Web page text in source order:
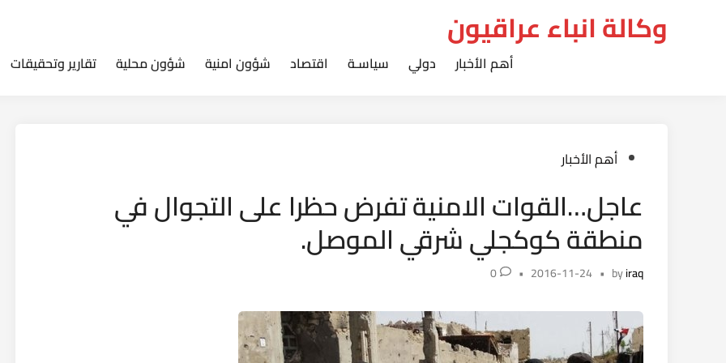
وكالة انباء عراقيون
أهم الأخبار دولي سياسـة اقتصاد شؤون امنية شؤون محلية تقارير وتحقيقات
Postedأهم الأخبار
عاجل…القوات الامنية تفرض حظرا على التجوال في
منطقة كوكجلي شرقي الموصل.
byiraq
•
2016-11-24
•
0